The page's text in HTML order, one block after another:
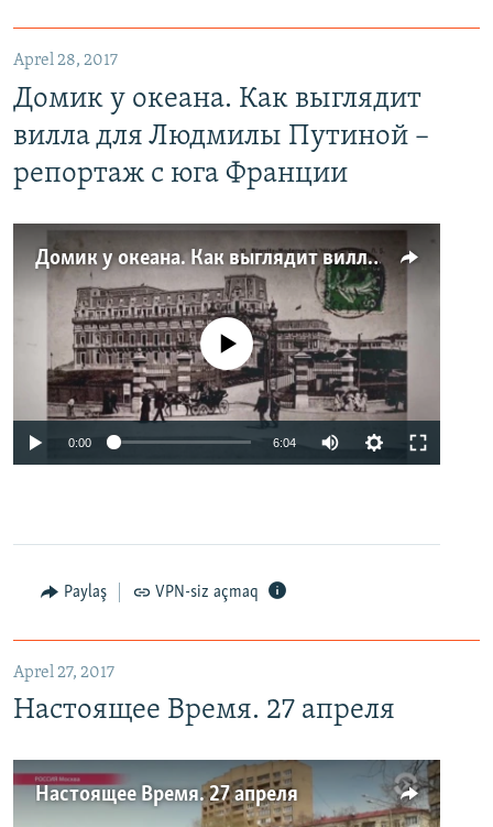
Aprel 28, 2017
Домик у океана. Как выглядит
вилла для Людмилы Путиной –
репортаж с юга Франции
Домик у океана. Как выглядит вилла для Людмилы Путиной – репортаж с юга Франции
No media source currently available
0:00 6:04
Paylaş VPN-siz açmaq
Aprel 27, 2017
Настоящее Время. 27 апреля
Настоящее Время. 27 апреля